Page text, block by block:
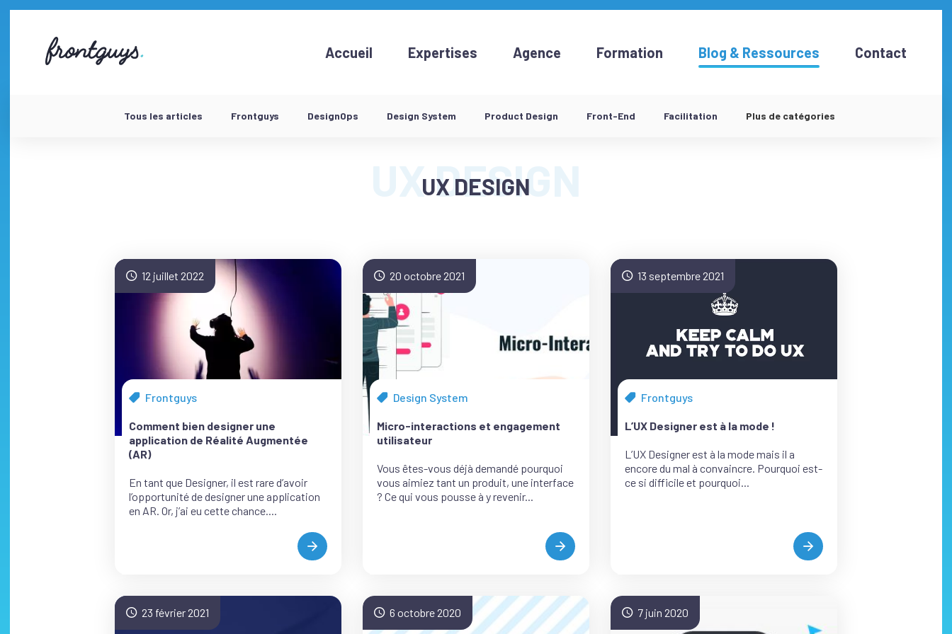
58
bis
Accueil Expertises Agence Formation Blog & Ressources Contact
Tous les articles Frontguys DesignOps Design System Product Design Front-End Facilitation Plus de catégories
UX DESIGN
12 juillet 2022
Tous
articles
de
la
Frontguys
Comment bien designer une
application de Réalité Augmentée
(AR)
En tant que Designer, il est rare d’avoir
l’opportunité de designer une application
en AR. Or, j’ai eu cette chance....
COMMENT
BIEN
APPLICATION
20 octobre 2021
Tous
articles
de
catégorie
Design System
Micro-interactions et engagement
utilisateur
Vous êtes-vous déjà demandé pourquoi
vous aimiez tant un produit, une interface
? Ce qui vous pousse à y revenir...
MICRO-
INTERACTIONS
UTILISATEUR
13 septembre 2021
Tous
articles
la
catégorie
Frontguys
L’UX Designer est à la mode !
L’UX Designer est à la mode mais il a
encore du mal à convaincre. Pourquoi est-
ce si difficile et pourquoi...
L’UX
DESIGNER
!
23 février 2021 6 octobre 2020 7 juin 2020